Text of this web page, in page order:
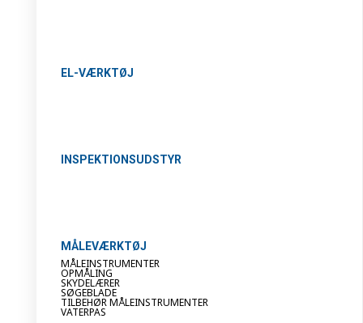
EL-VÆRKTØJ
INSPEKTIONSUDSTYR
MÅLEVÆRKTØJ
MÅLEINSTRUMENTER
OPMÅLING
SKYDELÆRER
SØGEBLADE
TILBEHØR MÅLEINSTRUMENTER
VATERPAS